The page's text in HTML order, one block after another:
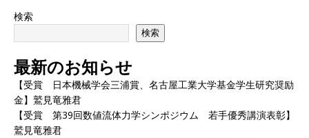
検索
検索
最新のお知らせ
【受賞 日本機械学会三浦賞、名古屋工業大学基金学生研究奨励
金】鷲見竜雅君
【受賞 第39回数値流体力学シンポジウム 若手優秀講演表彰】
鷲見竜雅君